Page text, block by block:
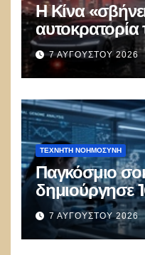
Η Κίνα
αυτοκρατορία
100.000
πολιτικός
7 ΑΥΓΟΎΣΤΟΥ 2026
ΤΕΧΝΗΤΉ ΝΟΗΜΟΣΎΝΗ
Παγκόσμιο
δημιούργησε
υπάρχουν
Συναγερμός: Ο
άρχισε
7 ΑΥΓΟΎΣΤΟΥ 2026